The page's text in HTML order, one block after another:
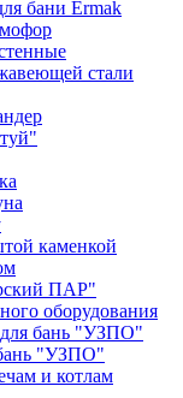
бани Ermak
стали
каменкой
ПАР"
оборудования
для бань "УЗПО"
"УЗПО"
и котлам